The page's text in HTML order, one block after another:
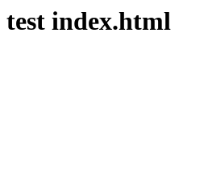
test index.html